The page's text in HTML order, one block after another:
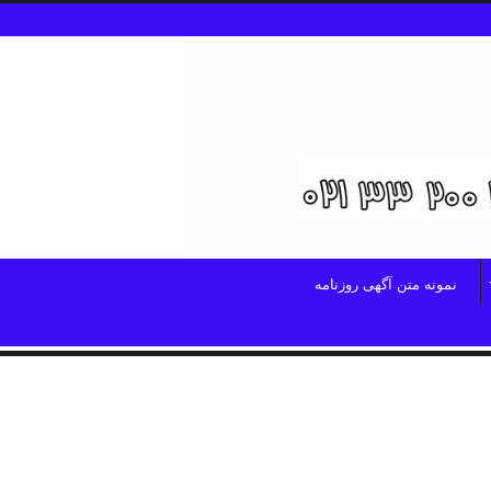
نمونه متن آگهی روزنامه